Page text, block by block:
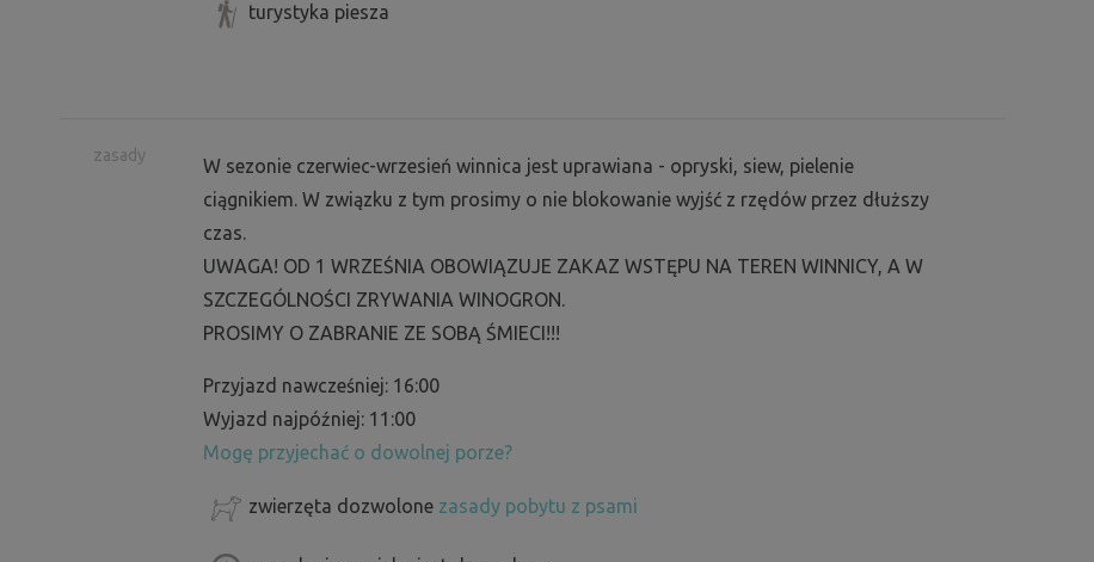
turystyka piesza
zasady
W sezonie czerwiec-wrzesień winnica jest uprawiana - opryski, siew, pielenie
ciągnikiem. W związku z tym prosimy o nie blokowanie wyjść z rzędów przez dłuższy
czas.
UWAGA! OD 1 WRZEŚNIA OBOWIĄZUJE ZAKAZ WSTĘPU NA TEREN WINNICY, A W
SZCZEGÓLNOŚCI ZRYWANIA WINOGRON.
PROSIMY O ZABRANIE ZE SOBĄ ŚMIECI!!!
Przyjazd nawcześniej: 16:00
Wyjazd najpóźniej: 11:00
Mogę przyjechać o dowolnej porze?
zwierzęta dozwolone zasady pobytu z psami